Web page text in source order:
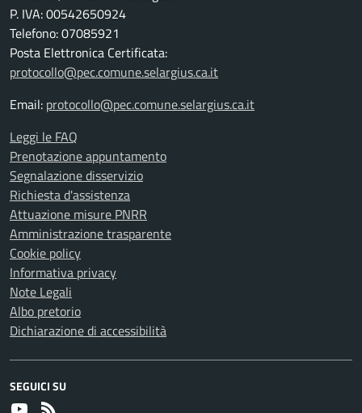
P. IVA: 00542650924
Telefono: 07085921
Posta Elettronica Certificata:
protocollo@pec.comune.selargius.ca.it
Email: protocollo@pec.comune.selargius.ca.it
Leggi le FAQ
Prenotazione appuntamento
Segnalazione disservizio
Richiesta d'assistenza
Attuazione misure PNRR
Amministrazione trasparente
Cookie policy
Informativa privacy
Note Legali
Albo pretorio
Dichiarazione di accessibilità
SEGUICI SU
Youtube